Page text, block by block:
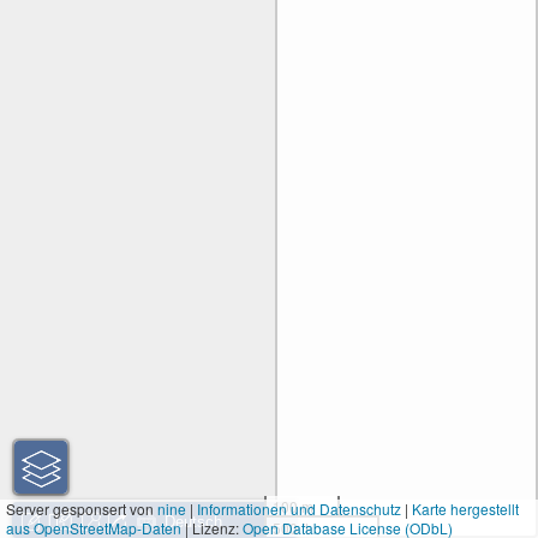
100 m
500 ft
Server gesponsert vonnine|Informationen und Datenschutz | Karte hergestellt
aus OpenStreetMap-Daten| Lizenz:Open Database License (ODbL)